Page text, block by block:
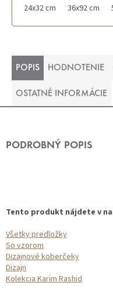
24x32 cm 36x92 cm
POPIS HODNOTENIE
OSTATNÉ INFORMÁCIE
PODROBNÝ POPIS
Tento produkt nájdete v
Všetky predložky
So vzorom
Dizajnové koberčeky
Dizajn
Kolekcia Karim Rashid